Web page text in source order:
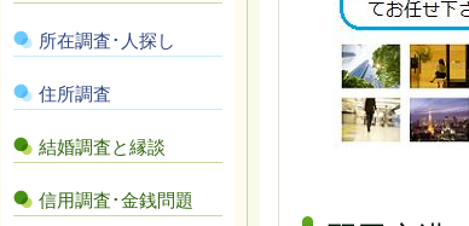
所在調査･人探し
住所調査
結婚調査と縁談
信用調査･金銭問題